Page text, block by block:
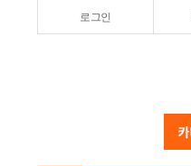
로그인